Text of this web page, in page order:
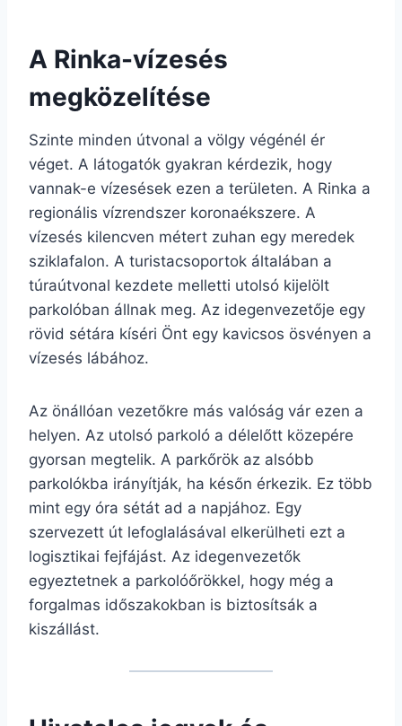
A Rinka-vízesés
megközelítése
Szinte minden útvonal a völgy végénél ér
véget. A látogatók gyakran kérdezik, hogy
vannak-e vízesések ezen a területen. A Rinka a
regionális vízrendszer koronaékszere. A
vízesés kilencven métert zuhan egy meredek
sziklafalon. A turistacsoportok általában a
túraútvonal kezdete melletti utolsó kijelölt
parkolóban állnak meg. Az idegenvezetője egy
rövid sétára kíséri Önt egy kavicsos ösvényen a
vízesés lábához.
Az önállóan vezetőkre más valóság vár ezen a
helyen. Az utolsó parkoló a délelőtt közepére
gyorsan megtelik. A parkőrök az alsóbb
parkolókba irányítják, ha későn érkezik. Ez több
mint egy óra sétát ad a napjához. Egy
szervezett út lefoglalásával elkerülheti ezt a
logisztikai fejfájást. Az idegenvezetők
egyeztetnek a parkolóőrökkel, hogy még a
forgalmas időszakokban is biztosítsák a
kiszállást.